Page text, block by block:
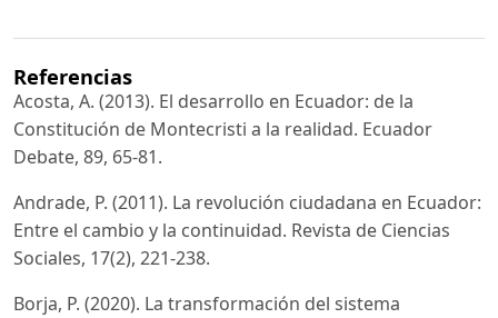
Referencias
Acosta, A. (2013). El desarrollo en Ecuador: de la
Constitución de Montecristi a la realidad. Ecuador
Debate, 89, 65-81.
Andrade, P. (2011). La revolución ciudadana en Ecuador:
Entre el cambio y la continuidad. Revista de Ciencias
Sociales, 17(2), 221-238.
Borja, P. (2020). La transformación del sistema